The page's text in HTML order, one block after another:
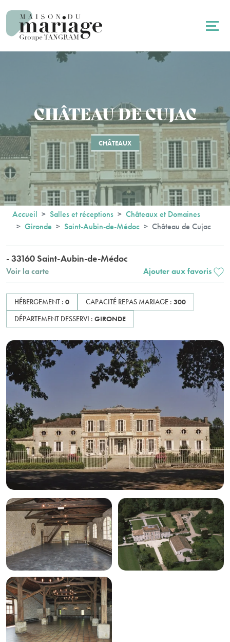
CHÂTEAU DE CUJAC
CHÂTEAUX
Accueil Salles et réceptions
Châteaux et Domaines
Gironde
Saint-Aubin-de-Médoc Château de Cujac
- 33160 Saint-Aubin-de-Médoc
Voir la carte Ajouter aux favoris
HÉBERGEMENT : 0 CAPACITÉ REPAS MARIAGE : 300
DÉPARTEMENT DESSERVI : GIRONDE